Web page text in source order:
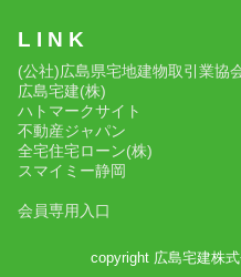
L I N K
(公社)広島県宅地建物取引業協
広島宅建(株)
ハトマークサイト
不動産ジャパン
全宅住宅ローン(株)
スマイミー静岡
会員専用入口
copyright 広島宅建株